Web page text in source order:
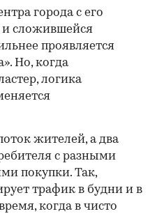
города с его
сложившейся
проявляется
Но, когда
логика
жителей, а два
с разными
покупки. Так,
трафик в будни и в
когда в чисто